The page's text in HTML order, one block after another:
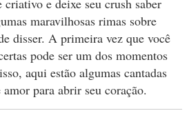
e deixe seu crush saber
maravilhosas rimas sobre
disser. A primeira vez que você
pode ser um dos momentos
aqui estão algumas cantadas
para abrir seu coração.